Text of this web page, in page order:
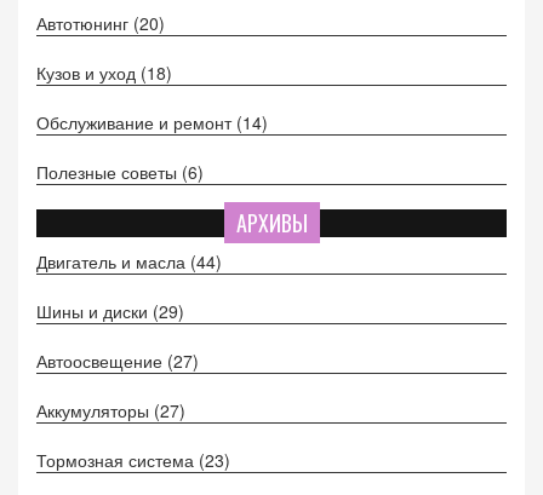
Автотюнинг (20)
Кузов и уход (18)
Обслуживание и ремонт (14)
Полезные советы (6)
АРХИВЫ
Двигатель и масла (44)
Шины и диски (29)
Автоосвещение (27)
Аккумуляторы (27)
Тормозная система (23)